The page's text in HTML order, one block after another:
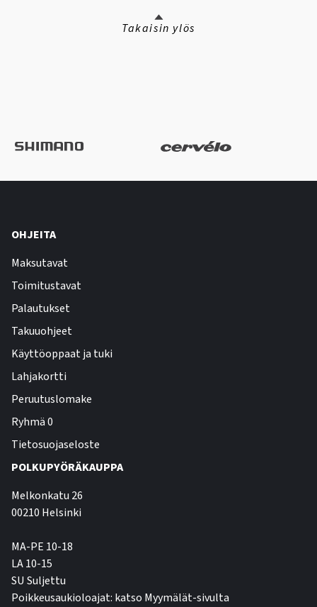
Takaisin ylös
OHJEITA
Maksutavat
Toimitustavat
Palautukset
Takuuohjeet
Käyttöoppaat ja tuki
Lahjakortti
Peruutuslomake
Ryhmä 0
Tietosuojaseloste
POLKUPYÖRÄKAUPPA
Melkonkatu 26
00210 Helsinki
MA-PE 10-18
LA 10-15
SU Suljettu
Poikkeusaukioloajat: katso Myymälät-sivulta